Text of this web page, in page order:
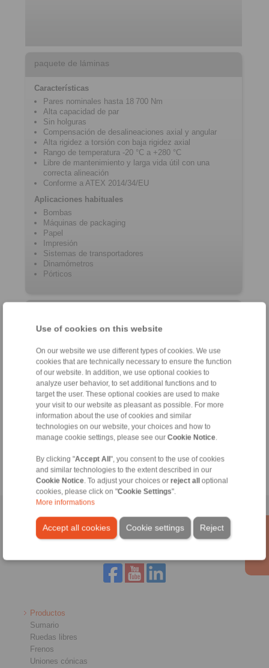
Use of cookies on this website
On our website we use different types of cookies. We use
cookies that are technically necessary to ensure the function
of our website. In addition, we use optional cookies to
analyze user behavior, to set additional functions and to
target the user. These optional cookies are used to make
your visit to our website as pleasant as possible. For more
information about the use of cookies and similar
technologies on our website, your choices and how to
manage cookie settings, please see our Cookie Notice.
By clicking "Accept All ", you consent to the use of cookies
and similar technologies to the extent described in our
Cookie Notice. To adjust your choices or reject all
optional
cookies, please click on "Cookie Settings".
More informations
Accept all cookies Reject
Cookie settings
paquete de láminas
Características
Pares nominales hasta 18 700 Nm
Alta capacidad de par
Sin holguras
Compensación de desalineaciones axial y angular
Alta rigidez a torsión con baja rigidez axial
Rango de temperatura -20 °C a +280 °C
Libre de mantenimiento y larga vida útil con una
correcta alineación
Conforme a ATEX 2014/34/EU
Aplicaciones habituales
Bombas
Máquinas de packaging
Papel
Impresión
Sistemas de transportadores
Dinamómetros
Pórticos
Flyer Disc Couplings
Instrucciones de instalación RDL … DSO/… DSZ/
… DSA
Catálogo Acoplamientos de ejes
Configurator
Página inicial|Formulario de contacto|Impreso|Protección de datos
personales |Condiciones de entrega y pago Acceso
Productos
Sumario
Ruedas libres
Frenos
Uniones cónicas